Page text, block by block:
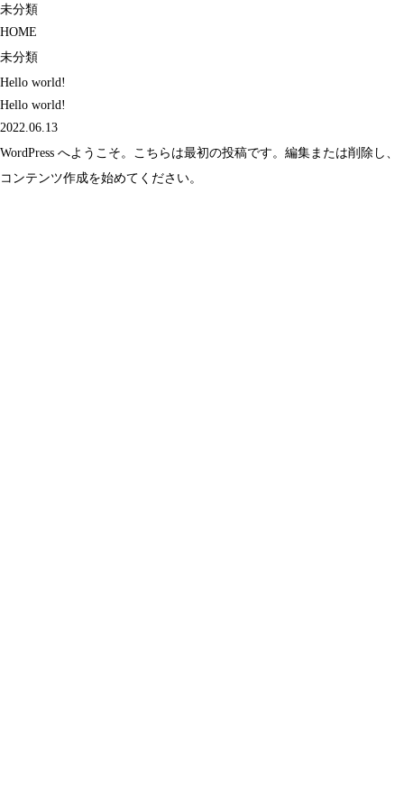
未分類
HOME
未分類
Hello world!
Hello world!
2022.06.13
WordPress へようこそ。こちらは最初の投稿です。編集または削除し、
コンテンツ作成を始めてください。